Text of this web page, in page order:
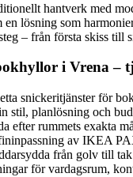
hantverk med
en lösning som
– från första skiss till
i Vrena –
snickeritjänster för
stil, planlösning och
efter rummets exakta
av IKEA
från golv till tak
för vardagsrum,